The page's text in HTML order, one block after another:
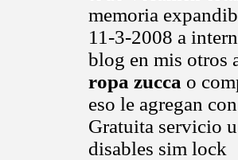
memoria
11-3-2008 a
blog en mis otros
ropa zucca o
eso le agregan
Gratuita servicio
disables sim lock